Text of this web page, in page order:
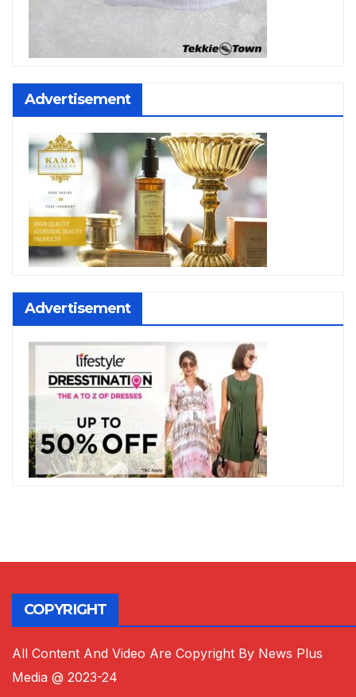
Advertisement
Advertisement
COPYRIGHT
All Content And Video Are Copyright By News Plus
Media @ 2023-24